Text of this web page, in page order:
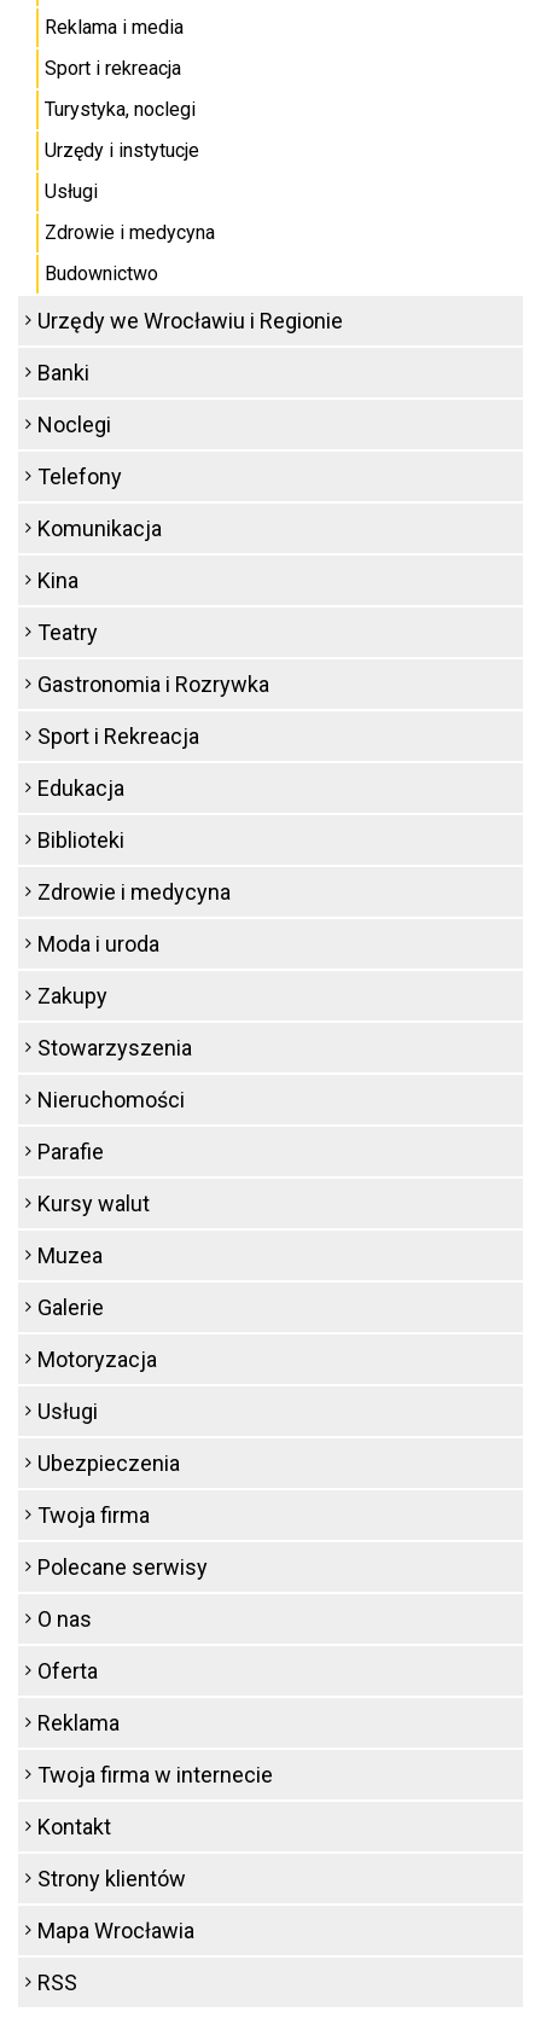
Reklama i media
Sport i rekreacja
Turystyka, noclegi
Urzędy i instytucje
Usługi
Zdrowie i medycyna
Budownictwo
Urzędy we Wrocławiu i Regionie
Banki
Noclegi
Telefony
Komunikacja
Kina
Teatry
Gastronomia i Rozrywka
Sport i Rekreacja
Edukacja
Biblioteki
Zdrowie i medycyna
Moda i uroda
Zakupy
Stowarzyszenia
Nieruchomości
Parafie
Kursy walut
Muzea
Galerie
Motoryzacja
Usługi
Ubezpieczenia
Twoja firma
Polecane serwisy
O nas
Oferta
Reklama
Twoja firma w internecie
Kontakt
Strony klientów
Mapa Wrocławia
RSS